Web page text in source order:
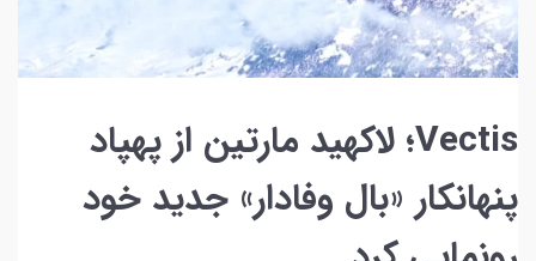
Vectis؛ لاکهید مارتین از پهپاد
پنهانکار «بال وفادار» جدید خود